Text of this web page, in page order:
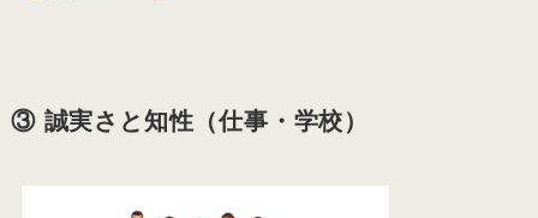
③ 誠実さと知性（仕事・学校）